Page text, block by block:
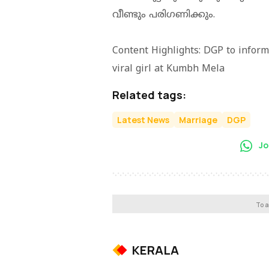
വീണ്ടും പരിഗണിക്കും.
Content Highlights: DGP to
viral girl at Kumbh Mela
Related tags:
Latest News Marriage DGP
To
KERALA